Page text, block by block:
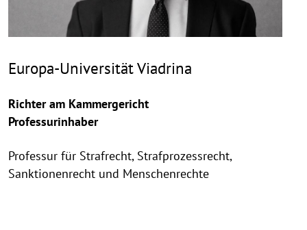
Europa-Universität Viadrina
Richter am Kammergericht
Professurinhaber
Professur für Strafrecht, Strafprozessrecht,
Sanktionenrecht und Menschenrechte